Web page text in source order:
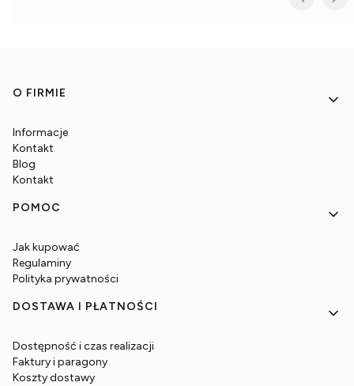
Linki w stopce
O FIRMIE
Informacje
Kontakt
Blog
Kontakt
POMOC
Jak kupować
Regulaminy
Polityka prywatności
DOSTAWA I PŁATNOŚCI
Dostępność i czas realizacji
Faktury i paragony
Koszty dostawy